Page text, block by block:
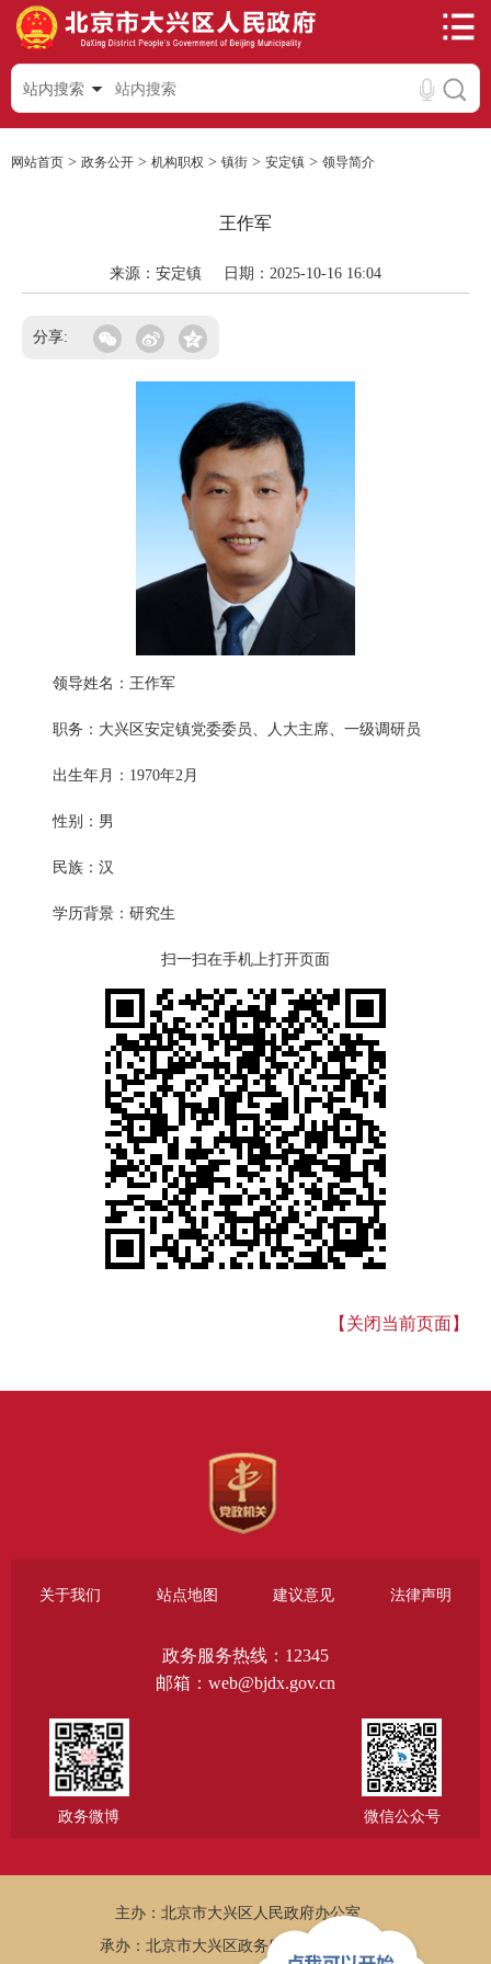
站内搜索
网站首页 > 政务公开 > 机构职权 > 镇街 > 安定镇 > 领导简介
王作军
来源：安定镇 日期：2025-10-16 16:04
分享:
领导姓名：王作军
职务：大兴区安定镇党委委员、人大主席、一级调研员
出生年月：1970年2月
性别：男
民族：汉
学历背景：研究生
扫一扫在手机上打开页面
【关闭当前页面】
关于我们 站点地图 建议意见 法律声明
政务服务热线：12345
邮箱：web@bjdx.gov.cn
政务微博 微信公众号
主办：北京市大兴区人民政府办公室
承办：北京市大兴区政务服务和数据管理局